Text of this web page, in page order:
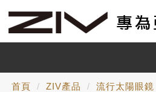
首頁 ZIV產品
流行太陽眼鏡